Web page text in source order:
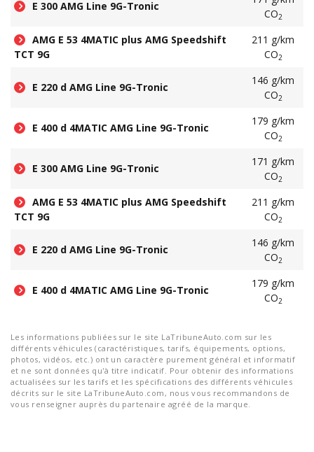
E 300 AMG Line 9G-Tronic
CO2
AMG E 53 4MATIC plus AMG Speedshift
TCT 9G
211 g/km
CO2
E 220 d AMG Line 9G-Tronic
146 g/km
CO2
E 400 d 4MATIC AMG Line 9G-Tronic
179 g/km
CO2
E 300 AMG Line 9G-Tronic
171 g/km
CO2
AMG E 53 4MATIC plus AMG Speedshift
TCT 9G
211 g/km
CO2
E 220 d AMG Line 9G-Tronic
146 g/km
CO2
E 400 d 4MATIC AMG Line 9G-Tronic
179 g/km
CO2
Les informations publiées sur le site LaTribuneAuto.com sur les
différents véhicules (caractéristiques, tarifs, équipements, options,
photos, vidéos, etc.) ont un caractère purement général et informatif
et ne sont données qu'à titre indicatif. Pour obtenir des informations
actualisées sur les tarifs et les spécifications des différents véhicules
décrits sur le site LaTribuneAuto.com, nous vous recommandons de
vous renseigner auprès du partenaire agréé de la marque.